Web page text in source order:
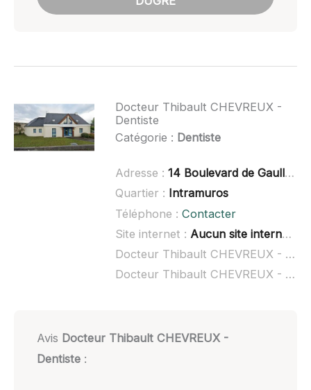
Docteur Thibault CHEVREUX -
Dentiste
Catégorie : Dentiste
Adresse : 14 Boulevard de Gaulle, 44350 Guérande
Quartier : Intramuros
Téléphone : Contacter
Site internet : Aucun site internet connu
Docteur Thibault CHEVREUX - Dentiste à domicile :
Docteur Thibault CHEVREUX - Dentiste ouvert dimanche :
Avis Docteur Thibault CHEVREUX -
Dentiste: